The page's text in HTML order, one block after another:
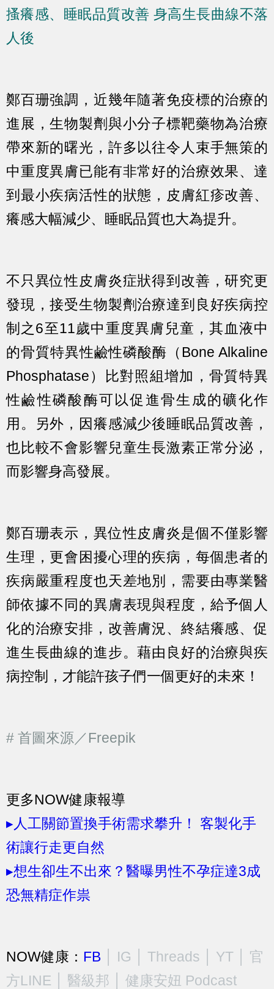
搔癢感、睡眠品質改善 身高生長曲線不落
人後
鄭百珊強調，近幾年隨著免疫標的治療的
進展，生物製劑與小分子標靶藥物為治療
帶來新的曙光，許多以往令人束手無策的
中重度異膚已能有非常好的治療效果、達
到最小疾病活性的狀態，皮膚紅疹改善、
癢感大幅減少、睡眠品質也大為提升。
不只異位性皮膚炎症狀得到改善，研究更
發現，接受生物製劑治療達到良好疾病控
制之6至11歲中重度異膚兒童，其血液中
的骨質特異性鹼性磷酸酶（Bone Alkaline
Phosphatase）比對照組增加，骨質特異
性鹼性磷酸酶可以促進骨生成的礦化作
用。另外，因癢感減少後睡眠品質改善，
也比較不會影響兒童生長激素正常分泌，
而影響身高發展。
鄭百珊表示，異位性皮膚炎是個不僅影響
生理，更會困擾心理的疾病，每個患者的
疾病嚴重程度也天差地別，需要由專業醫
師依據不同的異膚表現與程度，給予個人
化的治療安排，改善膚況、終結癢感、促
進生長曲線的進步。藉由良好的治療與疾
病控制，才能許孩子們一個更好的未來！
# 首圖來源／Freepik
更多NOW健康報導
▸人工關節置換手術需求攀升！ 客製化手
術讓行走更自然
▸想生卻生不出來？醫曝男性不孕症達3成
恐無精症作祟
NOW健康： FB│ IG Threads YT│ 官
方LINE
醫級邦
健康安妞 Podcast